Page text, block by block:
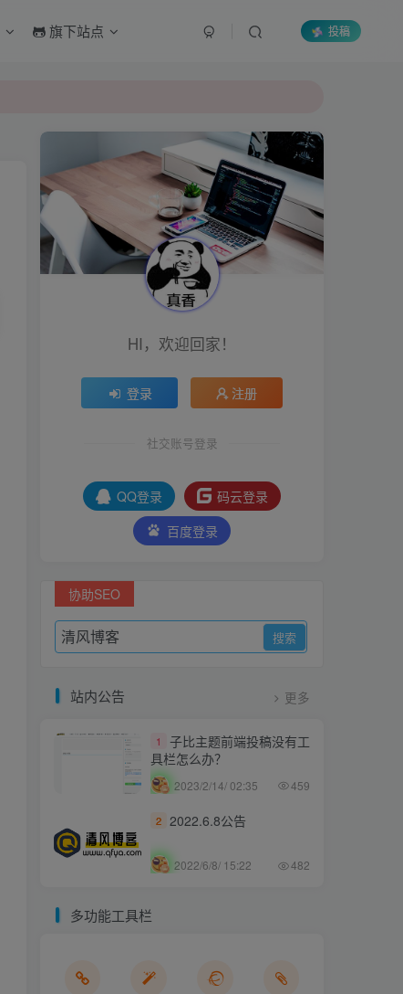
旗下站点 投稿
HI，欢迎回家！
登录 注册
社交账号登录
QQ登录
码云登录
百度登录
协助SEO
站内公告 更多
1
子比主题前端投稿没有工
具栏怎么办？
2023/2/14/ 02:35 459
2 2022.6.8公告
2022/6/8/ 15:22 482
多功能工具栏